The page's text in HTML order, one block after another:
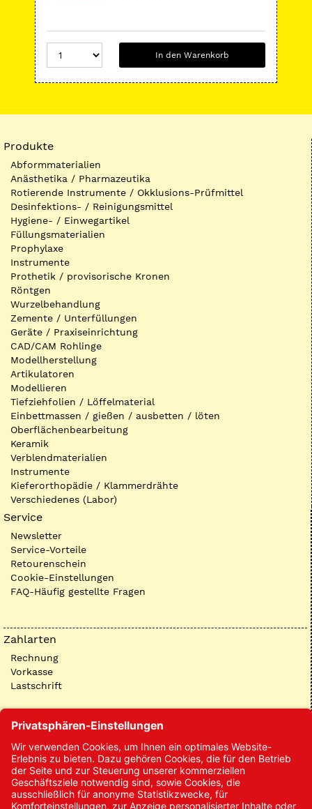
In den Warenkorb
Produkte
Abformmaterialien
Anästhetika / Pharmazeutika
Rotierende Instrumente / Okklusions-Prüfmittel
Desinfektions- / Reinigungsmittel
Hygiene- / Einwegartikel
Füllungsmaterialien
Prophylaxe
Instrumente
Prothetik / provisorische Kronen
Röntgen
Wurzelbehandlung
Zemente / Unterfüllungen
Geräte / Praxiseinrichtung
CAD/CAM Rohlinge
Modellherstellung
Artikulatoren
Modellieren
Tiefziehfolien / Löffelmaterial
Einbettmassen / gießen / ausbetten / löten
Oberflächenbearbeitung
Keramik
Verblendmaterialien
Instrumente
Kieferorthopädie / Klammerdrähte
Verschiedenes (Labor)
Service
Newsletter
Service-Vorteile
Retourenschein
Cookie-Einstellungen
FAQ-Häufig gestellte Fragen
Zahlarten
Rechnung
Vorkasse
Lastschrift
Kontakt
Kontakt/Anfrage
Neukundenanmeldung